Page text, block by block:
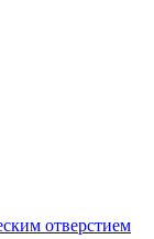
отверстием